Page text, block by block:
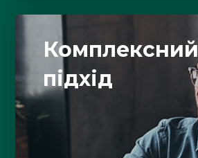
Комплексний
підхід